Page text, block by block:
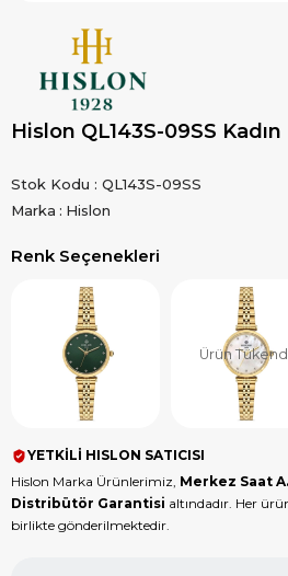
Hislon QL143S-09SS
Stok Kodu
QL143S-09SS
Marka : Hislon
Renk Seçenekleri
Ürün
YETKİLİ HISLON SATICISI
Hislon Marka Ürünlerimiz, Merkez Saat
Distribütör Garantisi altındadır. Her
birlikte gönderilmektedir.